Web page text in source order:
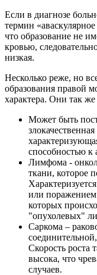
Если в диагнозе
термин
что образование не
кровью,
низкая.
Несколько реже, но
образования правой
характера. Они так
Может быть
способностью к
Лимфома -
ткани, которое
или поражением
которых
"опухолевых"
Саркома –
Скорость роста
высока, что
случаев.